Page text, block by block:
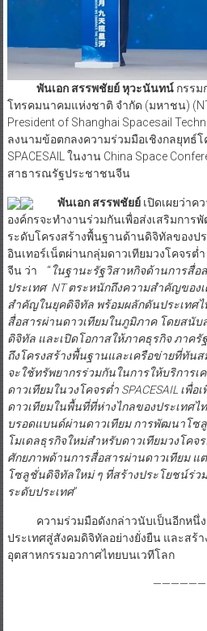
พันเอก สรรพชัยย์ หุวะนันทน์กรรม
โทรคมนาคมแห่งชาติ จำกัด (มหาชน)
President of Shanghai Spacesail
ลงนามข้อตกลงความร่วมมือเชิงกลยุทธ์โ
SPACESAIL ในงาน China Space
สาธารณรัฐประชาชนจีน
พันเอก สรรพชัยย์เปิดเผยว่าค
องค์กรจะทำงานร่วมกันเพื่อส่งเสริมการ
ระดับโครงสร้างพื้นฐานด้านดิจิทัลของป
อินเทอร์เน็ตผ่านกลุ่มดาวเทียมวงโคจรต่
จีน ว่า “ในฐานะรัฐวิสาหกิจด้านการสื่
ประเทศ NT ตระหนักถึงความสำคัญของ
สำคัญในยุคดิจิทัล พร้อมผลักดันประเทศไ
สื่อสารผ่านดาวเทียมในภูมิภาค โดยสนั
ดิจิทัล และเปิดโอกาสให้ภาคธุรกิจ ภาค
ถึงโครงสร้างพื้นฐานและเครือข่ายที่ทันส
จะใช้ทรัพยากรร่วมกันในการให้บริการ
ดาวเทียมในวงโคจรต่ำ SPACESAIL เพื่
ดาวเทียมในพื้นที่ที่ห่างไกลของประเทศไ
บรอดแบนด์ผ่านดาวเทียม การพัฒนาโ
โมเดลธุรกิจใหม่สำหรับดาวเทียมวงโคจ
ศักยภาพด้านการสื่อสารผ่านดาวเทียม แ
โซลูชั่นดิจิทัลใหม่ ๆ ที่สร้างประโยชน์ร่ว
ระดับประเทศ”
ความร่วมมือดังกล่าวนับเป็นอีกหนึ่ง
ประเทศสู่สังคมดิจิทัลอย่างยั่งยืน และสร้
อุตสาหกรรมอวกาศไทยบนเวทีโลก